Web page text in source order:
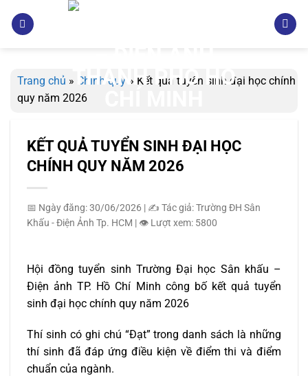
qua
Trang chủ » Chính quy » Kết quả tuyển sinh đại học chính
quy năm 2026
KẾT QUẢ TUYỂN SINH ĐẠI HỌC
CHÍNH QUY NĂM 2026
📅 Ngày đăng: 30/06/2026 | ✍️ Tác giả: Trường ĐH Sân
Khấu - Điện Ảnh Tp. HCM | 👁️ Lượt xem: 5800
Hội đồng tuyển sinh Trường Đại học Sân khấu –
Điện ảnh TP. Hồ Chí Minh công bố kết quả tuyển
sinh đại học chính quy năm 2026
Thí sinh có ghi chú “Đạt” trong danh sách là những
thí sinh đã đáp ứng điều kiện về điểm thi và điểm
chuẩn của ngành.